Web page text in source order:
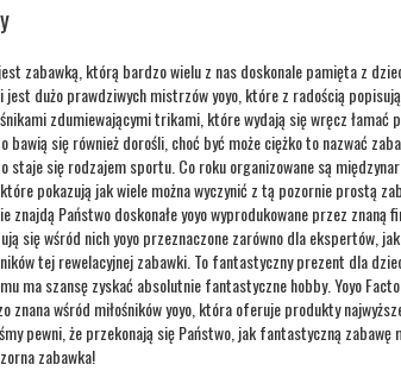
zabawką, którą bardzo wielu z nas doskonale pamięta z
jest dużo prawdziwych mistrzów yoyo, które z radością
zdumiewającymi trikami, które wydają się wręcz łamać
bawią się również dorośli, choć być może ciężko to nazwać
staje się rodzajem sportu. Co roku organizowane są
pokazują jak wiele można wyczynić z tą pozornie prostą
znajdą Państwo doskonałe yoyo wyprodukowane przez znaną
się wśród nich yoyo przeznaczone zarówno dla ekspertów,
tej rewelacyjnej zabawki. To fantastyczny prezent dla
ma szansę zyskać absolutnie fantastyczne hobby. Yoyo
znana wśród miłośników yoyo, która oferuje produkty
pewni, że przekonają się Państwo, jak fantastyczną zabawę
zabawka!